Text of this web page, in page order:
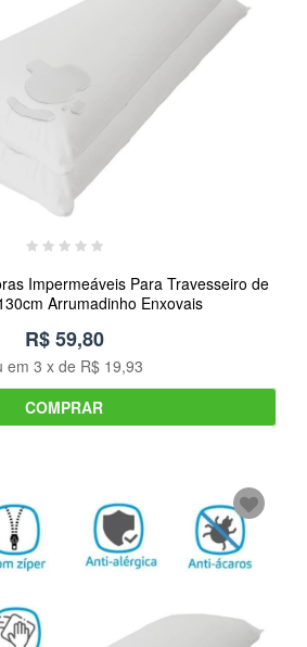
Impermeáveis Para Travesseiro de
Arrumadinho Enxovais
R$ 59,80
em 3 x de R$ 19,93
COMPRAR